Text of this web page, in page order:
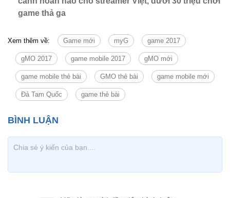
game thả ga
Xem thêm về: Game mới myG game 2017
gMO 2017 game mobile 2017 gMO mới
game mobile thẻ bài GMO thẻ bài game mobile mới
Đả Tam Quốc game thẻ bài